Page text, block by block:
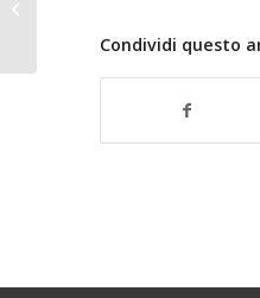
Condividi questo